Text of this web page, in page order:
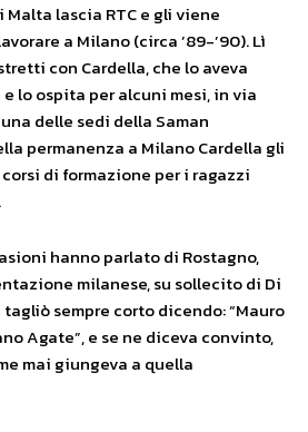
Malta lascia RTC e gli viene
a Milano (circa ’89-’90). Lì
con Cardella, che lo aveva
lo ospita per alcuni mesi, in via
delle sedi della Saman
permanenza a Milano Cardella gli
di formazione per i ragazzi
hanno parlato di Rostagno,
milanese, su sollecito di Di
sempre corto dicendo: “Mauro
Agate”, e se ne diceva convinto,
mai giungeva a quella